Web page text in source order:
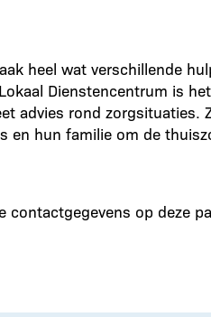
heel wat verschillende
Dienstencentrum is
advies rond zorgsituaties.
en hun familie om de
contactgegevens op deze